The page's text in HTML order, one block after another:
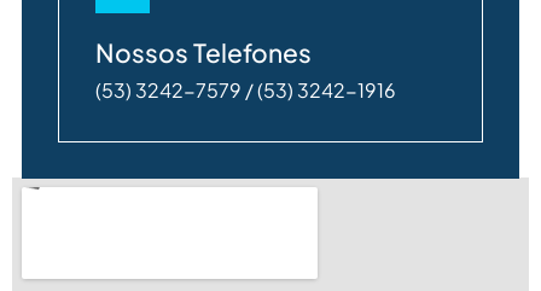
Nossos Telefones
(53) 3242-7579 / (53) 3242-1916